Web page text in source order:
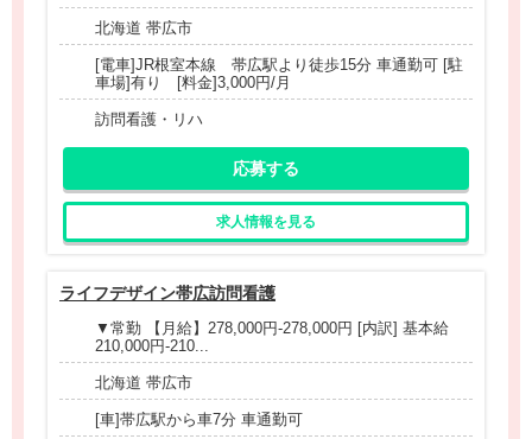
北海道 帯広市
[電車]JR根室本線 帯広駅より徒歩15分 車通勤可 [駐
車場]有り [料金]3,000円/月
訪問看護・リハ
応募する
求人情報を見る
ライフデザイン帯広訪問看護
▼常勤 【月給】278,000円-278,000円 [内訳] 基本給
210,000円-210...
北海道 帯広市
[車]帯広駅から車7分 車通勤可